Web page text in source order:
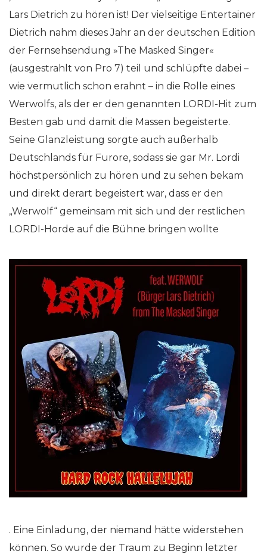
Lars Dietrich zu hören ist! Der vielseitige Entertainer
Dietrich nahm dieses Jahr an der deutschen Edition
der Fernsehsendung »The Masked Singer«
(ausgestrahlt von Pro 7) teil und schlüpfte dabei –
wie vermutlich schon erahnt – in die Rolle eines
Werwolfs, als der er den genannten LORDI-Hit zum
Besten gab und damit die Massen begeisterte.
Seine Glanzleistung sorgte auch außerhalb
Deutschlands für Furore, sodass sie gar Mr. Lordi
höchstpersönlich zu hören und zu sehen bekam
und direkt derart begeistert war, dass er den
„Werwolf“ gemeinsam mit sich und der restlichen
LORDI-Horde auf die Bühne bringen wollte
. Eine Einladung, der niemand hätte widerstehen
können. So wurde der Traum zu Beginn letzter